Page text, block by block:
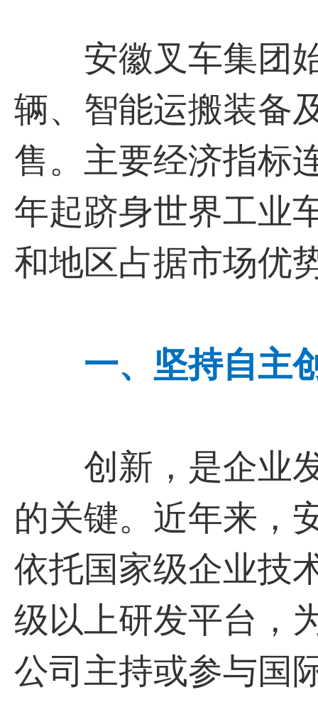
安徽叉车集团始
辆、智能运搬装备
售。主要经济指标
年起跻身世界工业
和地区占据市场优
一、坚持自主
创新，是企业发
的关键。近年来，
依托国家级企业技
级以上研发平台，
公司主持或参与国